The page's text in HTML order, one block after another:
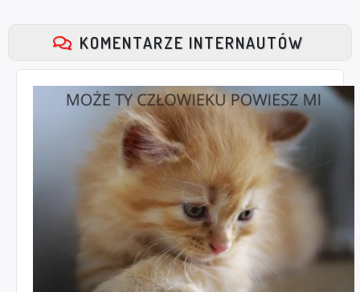
KOMENTARZE INTERNAUTÓW